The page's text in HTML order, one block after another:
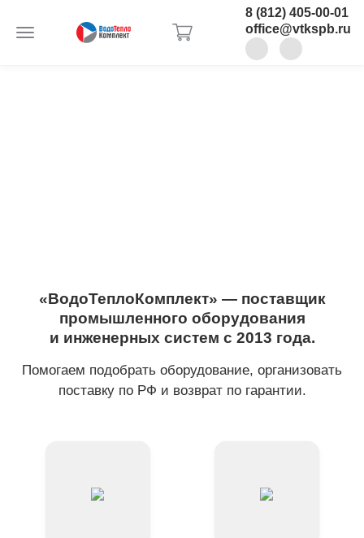
8 (812) 405-00-01
office@vtkspb.ru
«ВодоТеплоКомплект» — поставщик
промышленного оборудования
и инженерных систем с 2013 года.
Помогаем подобрать оборудование, организовать
поставку по РФ и возврат по гарантии.